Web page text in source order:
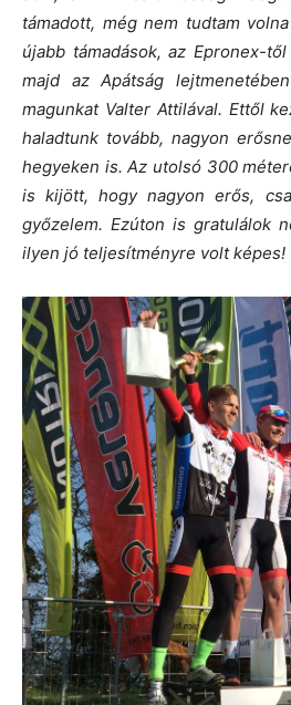
támadott, még nem tudtam
újabb támadások, az Epronex-
majd az Apátság
magunkat Valter Attilával. Ettől
haladtunk tovább, nagyon
hegyeken is. Az utolsó 300
is kijött, hogy nagyon erős,
győzelem. Ezúton is gratulálok
ilyen jó teljesítményre volt képes!